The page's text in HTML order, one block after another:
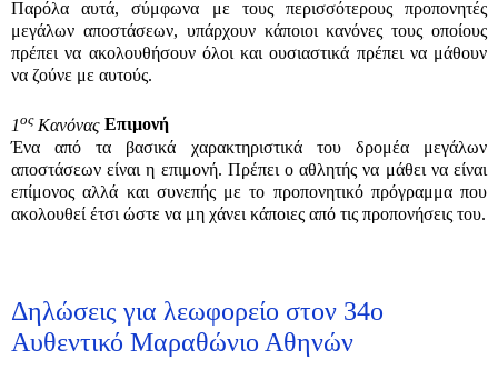
Παρόλα αυτά, σύμφωνα με τους περισσότερους προπονητές
μεγάλων αποστάσεων, υπάρχουν κάποιοι κανόνες τους οποίους
πρέπει να ακολουθήσουν όλοι και ουσιαστικά πρέπει να μάθουν
να ζούνε με αυτούς.
1οςΚανόνας Επιμονή
Ένα από τα βασικά χαρακτηριστικά του δρομέα μεγάλων
αποστάσεων είναι η επιμονή. Πρέπει ο αθλητής να μάθει να είναι
επίμονος αλλά και συνεπής με το προπονητικό πρόγραμμα που
ακολουθεί έτσι ώστε να μη χάνει κάποιες από τις προπονήσεις του.
Δηλώσεις για λεωφορείο στον 34ο
Αυθεντικό Μαραθώνιο Αθηνών